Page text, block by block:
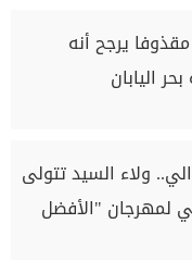
يرجح أنه
اليابان
ولاء السيد تتولى
لمهرجان "الأفضل